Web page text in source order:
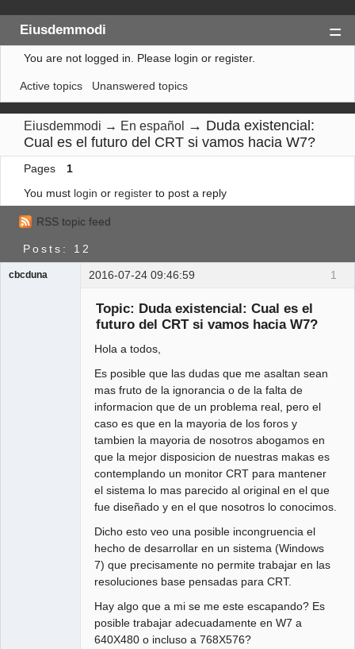
Eiusdemmodi
Index
Search
Register
Login
You are not logged in. Please login or register.
Active topics Unanswered topics
Eiusdemmodi → En español → Duda existencial:
Cual es el futuro del CRT si vamos hacia W7?
Pages
1
You must login or registerto post a reply
RSS topic feed
Posts: 12
1
cbcduna 2016-07-24 09:46:59
Topic: Duda existencial: Cual es el
futuro del CRT si vamos hacia W7?
Hola a todos,
Es posible que las dudas que me asaltan sean
mas fruto de la ignorancia o de la falta de
informacion que de un problema real, pero el
caso es que en la mayoria de los foros y
tambien la mayoria de nosotros abogamos en
que la mejor disposicion de nuestras makas es
contemplando un monitor CRT para mantener
el sistema lo mas parecido al original en el que
fue diseñado y en el que nosotros lo conocimos.
Dicho esto veo una posible incongruencia el
hecho de desarrollar en un sistema (Windows
7) que precisamente no permite trabajar en las
resoluciones base pensadas para CRT.
Hay algo que a mi se me este escapando? Es
posible trabajar adecuadamente en W7 a
640X480 o incluso a 768X576?